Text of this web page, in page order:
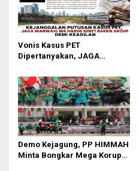
Vonis Kasus PET
Dipertanyakan, JAGA
Peran Bakrie Group
Demo Kejagung, PP HIMMAH
Minta Bongkar Mega Korupsi